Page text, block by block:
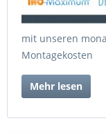
mit unseren
Montagekosten
Mehr lesen